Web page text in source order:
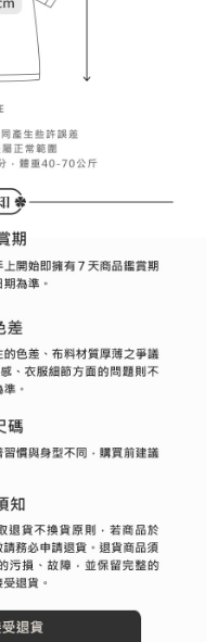
先享後付」服務完成之交
並將交易相關給付款項請求債
：
監護人之同意方可使用
之損失，本公司不負相關責
帳號之用戶狀況，依本公司即
之情形，本公司將視審查結果
冊。若發現惡意使用之情形，
用額度並採取法律行動。